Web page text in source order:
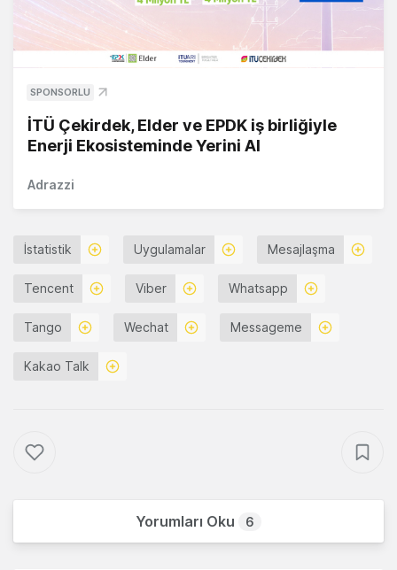
SPONSORLU
İTÜ Çekirdek, Elder ve EPDK iş birliğiyle
Enerji Ekosisteminde Yerini Al
Adrazzi
İstatistik Uygulamalar Mesajlaşma
Tencent Viber Whatsapp
Tango Wechat Messageme
Kakao Talk
Yorumları Oku 6